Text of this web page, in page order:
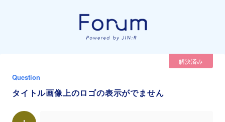
解決済み
Question
タイトル画像上のロゴの表示がでません